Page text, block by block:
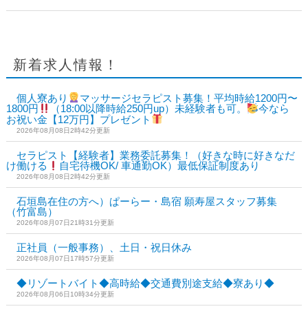
新着求人情報！
個人寮あり
マッサージセラピスト募集！平均時給1200円〜
1800円
（18:00以降時給250円up）未経験者も可。
今なら
お祝い金【12万円】プレゼント
2026年08月08日2時42分更新
セラピスト【経験者】業務委託募集！（好きな時に好きなだ
け働ける
自宅待機OK/ 車通勤OK）最低保証制度あり
2026年08月08日2時42分更新
石垣島在住の方へ）ぱーらー・島宿 願寿屋スタッフ募集
（竹富島）
2026年08月07日21時31分更新
正社員（一般事務）、土日・祝日休み
2026年08月07日17時57分更新
◆リゾートバイト◆高時給◆交通費別途支給◆寮あり◆
2026年08月06日10時34分更新